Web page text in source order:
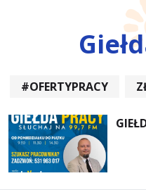
#OFERTYPRACY